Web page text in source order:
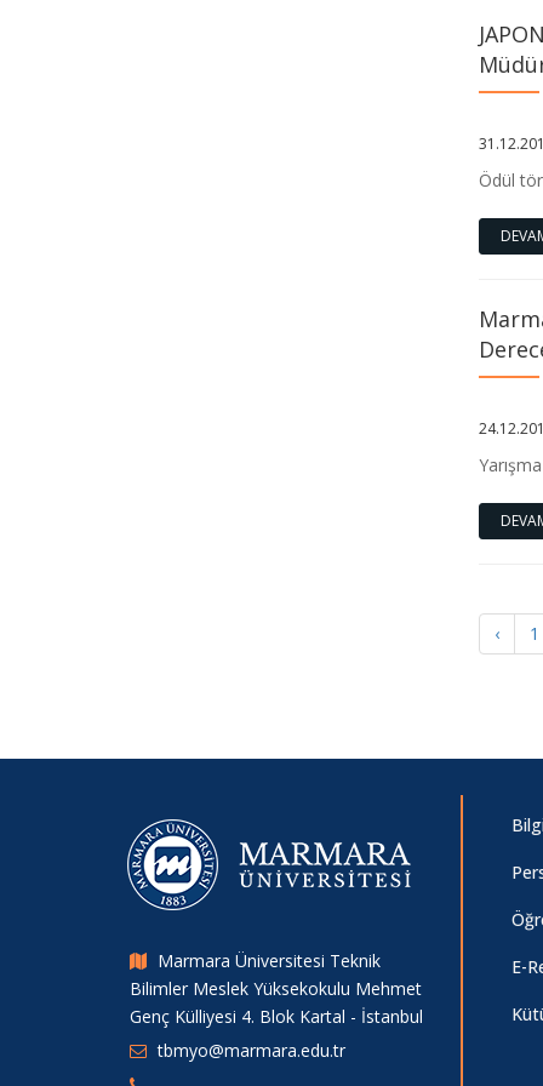
Ödül
Yarışma
‹ 1
Kullanım Durumunun Analizi Anket
Çalışması
Yılı Mezuniyet Töreni
STAJ SGK GİRİŞ DUYURUSU
Marmara Üniversitesi Teknik
Bilimler Meslek Yüksekokulu Mehmet
Genç Külliyesi 4. Blok Kartal - İstanbul
tbmyo@marmara.edu.tr
E-